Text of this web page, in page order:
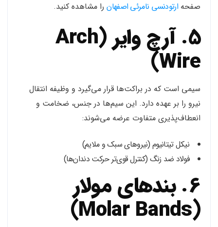
صفحهارتودنسی نامرئی اصفهانرا مشاهده کنید.
5. آرچ وایر (Arch
Wire)
سیمی است که در براکت‌ها قرار می‌گیرد و وظیفه انتقال
نیرو را بر عهده دارد. این سیم‌ها در جنس، ضخامت و
انعطاف‌پذیری متفاوت عرضه می‌شوند:
نیکل تیتانیوم (نیروهای سبک و ملایم)
فولاد ضد زنگ (کنترل قوی‌تر حرکت دندان‌ها)
6. بندهای مولار
(Molar Bands)